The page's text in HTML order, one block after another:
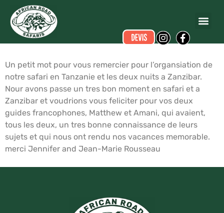
Jennifer ROUSSEAU
Dates du voyage : du 01/09/2006 au 14/09/2006
Un petit mot pour vous remercier pour l’organsiation de
notre safari en Tanzanie et les deux nuits a Zanzibar.
Nour avons passe un tres bon moment en safari et a
Zanzibar et voudrions vous feliciter pour vos deux
guides francophones, Matthew et Amani, qui avaient,
tous les deux, un tres bonne connaissance de leurs
sujets et qui nous ont rendu nos vacances memorable.
merci Jennifer and Jean-Marie Rousseau